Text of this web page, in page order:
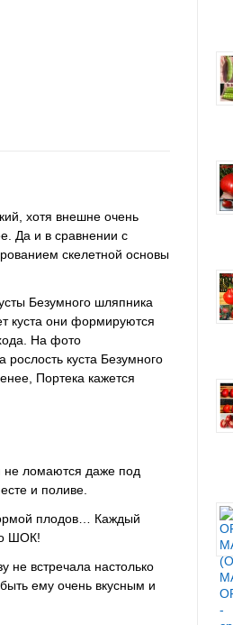
хотя внешне очень
Да и в сравнении с
скелетной основы
Безумного шляпника
куста они формируются
На фото
куста Безумного
Портека кажется
не ломаются даже под
и поливе.
плодов… Каждый
ШОК!
не встречала настолько
ему очень вкусным и